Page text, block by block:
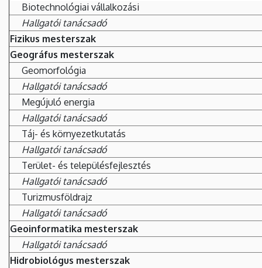
Biotechnológiai vállalkozási
Hallgatói tanácsadó
Fizikus mesterszak
Geográfus mesterszak
Geomorfológia
Hallgatói tanácsadó
Megújuló energia
Hallgatói tanácsadó
Táj- és környezetkutatás
Hallgatói tanácsadó
Terület- és településfejlesztés
Hallgatói tanácsadó
Turizmusföldrajz
Hallgatói tanácsadó
Geoinformatika mesterszak
Hallgatói tanácsadó
Hidrobiológus mesterszak